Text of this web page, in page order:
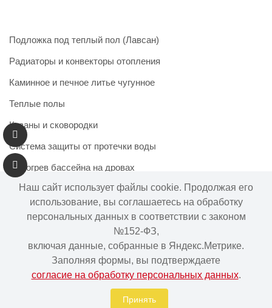
Подложка под теплый пол (Лавсан)
Радиаторы и конвекторы отопления
Каминное и печное литье чугунное
Теплые полы
Казаны и сковородки
Система защиты от протечки воды
Подогрев бассейна на дровах
Информация на сайте не является публичной офертой.
Наличие и цены товара могут меняться, просьба
уточнять у менеджера при подтверждении заказа.
Политика в отношении обработки персональных данных
Наш сайт использует файлы cookie. Продолжая его
использование, вы соглашаетесь на обработку
персональных данных в соответствии с законом
№152-ФЗ,
включая данные, собранные в Яндекс.Метрике.
Заполняя формы, вы подтверждаете
согласие на обработку персональных данных.
Принять